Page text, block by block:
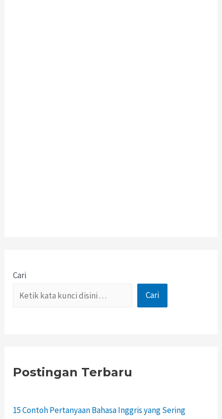
Cari
Cari
Postingan Terbaru
15 Contoh Pertanyaan Bahasa Inggris yang Sering